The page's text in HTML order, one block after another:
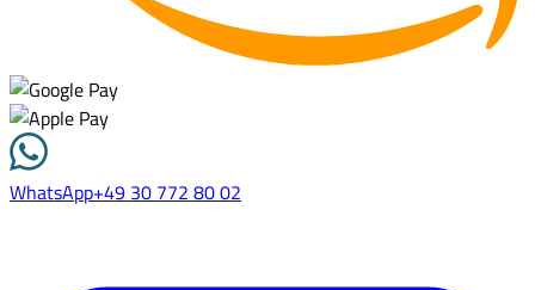
WhatsApp+49 30 772 80 02